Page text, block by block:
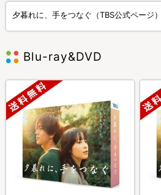
夕暮れに、手をつなぐ（TBS公式ページ）
Blu-ray&DVD